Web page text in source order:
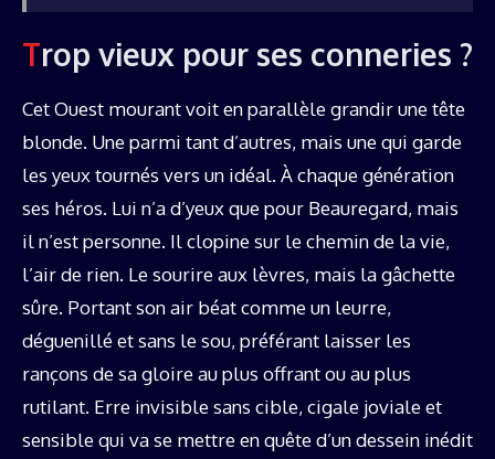
Trop vieux pour ses conneries ?
Cet Ouest mourant voit en parallèle grandir une tête
blonde. Une parmi tant d’autres, mais une qui garde
les yeux tournés vers un idéal. À chaque génération
ses héros. Lui n’a d’yeux que pour Beauregard, mais
il n’est personne. Il clopine sur le chemin de la vie,
l’air de rien. Le sourire aux lèvres, mais la gâchette
sûre. Portant son air béat comme un leurre,
déguenillé et sans le sou, préférant laisser les
rançons de sa gloire au plus offrant ou au plus
rutilant. Erre invisible sans cible, cigale joviale et
sensible qui va se mettre en quête d’un dessein inédit